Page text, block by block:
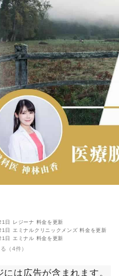
日 レジーナ 料金を更新
日 エミナルクリニックメンズ 料金を更新
日 エミナル 料金を更新
（4件）
には広告が含まれます。